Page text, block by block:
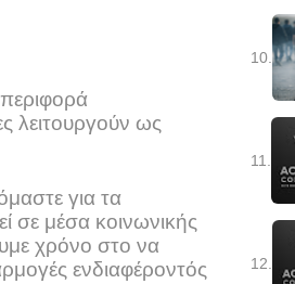
λειτουργούν ως
για τα
σε μέσα κοινωνικής
χρόνο στο να
ενδιαφέροντός
10.
11.
12.